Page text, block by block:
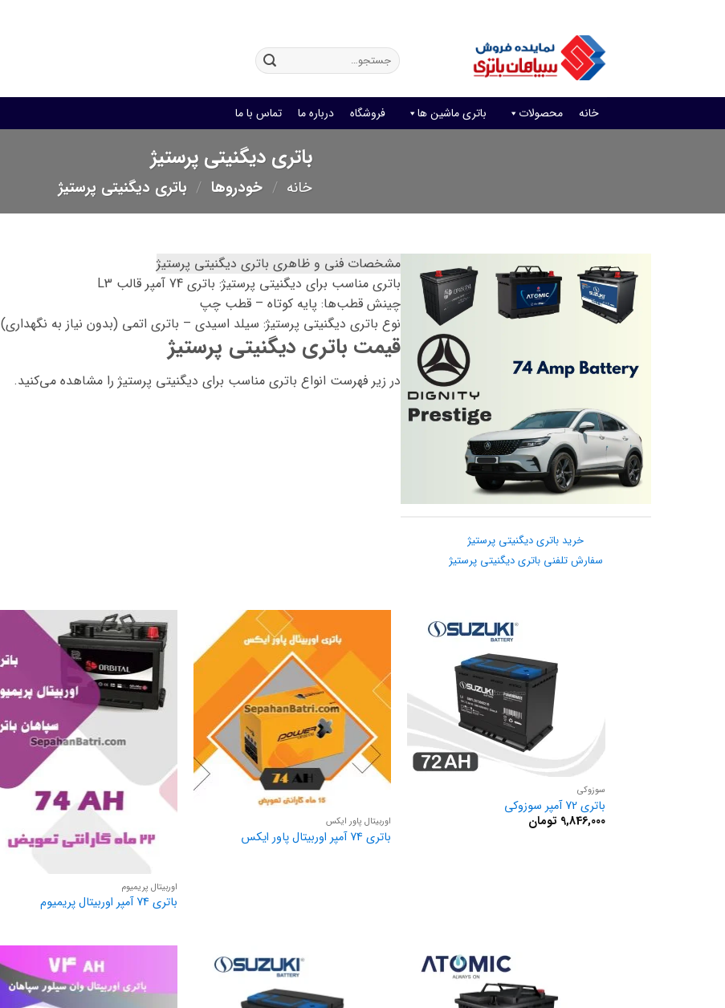
جستجو
برای:
خانه محصولات باتری ماشین ها فروشگاه درباره ما تماس با ما
باتری دیگنیتی پرستیژ
خانه / خودروها / باتری دیگنیتی پرستیژ
خرید باتری دیگنیتی پرستیژ
سفارش تلفنی باتری دیگنیتی پرستیژ
مشخصات فنی و ظاهری باتری دیگنیتی پرستیژ
باتری مناسب برای دیگنیتی پرستیژ: باتری 74 آمپر قالب L3
چینش قطب‌ها: پایه کوتاه – قطب چپ
نوع باتری دیگنیتی پرستیژ: سیلد اسیدی – باتری اتمی (بدون نیاز به نگهداری)
قیمت باتری دیگنیتی پرستیژ
در زیر فهرست انواع باتری مناسب برای دیگنیتی پرستیژ را مشاهده می‌کنید.
سوزوکی
باتری 72 آمپر سوزوکی
9,846,000 تومان اوربیتال پاور ایکس
باتری 74 آمپر اوربیتال پاور ایکس
اوربیتال پریمیوم
باتری 74 آمپر اوربیتال پریمیوم